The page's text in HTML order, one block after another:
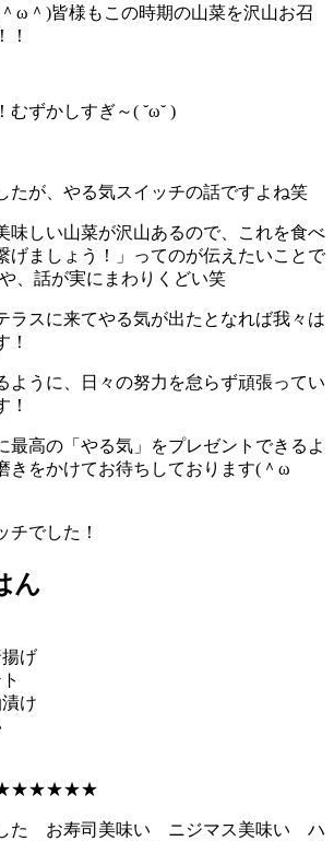
ω＾)皆様もこの時期の山菜を沢山お召
！
むずかしすぎ～( ˘ω˘ )
たが、やる気スイッチの話ですよね笑
味しい山菜が沢山あるので、これを食べ
げましょう！」ってのが伝えたいことで
、話が実にまわりくどい笑
ラスに来てやる気が出たとなれば我々は
！
ように、日々の努力を怠らず頑張ってい
！
最高の「やる気」をプレゼントできるよ
きをかけてお待ちしております(＾ω
チでした！
ん
げ
け
た お寿司美味い ニジマス美味い ハ